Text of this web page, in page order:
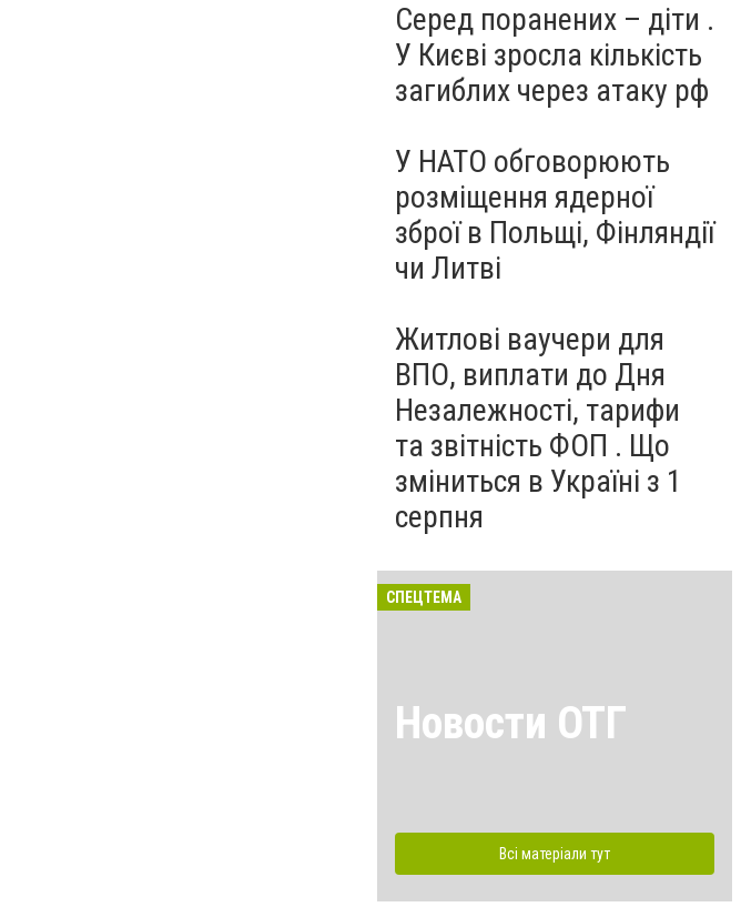
Серед поранених – діти .
У Києві зросла кількість
загиблих через атаку рф
У НАТО обговорюють
розміщення ядерної
зброї в Польщі, Фінляндії
чи Литві
Житлові ваучери для
ВПО, виплати до Дня
Незалежності, тарифи
та звітність ФОП . Що
зміниться в Україні з 1
серпня
СПЕЦТЕМА
Новости ОТГ
Всі матеріали тут